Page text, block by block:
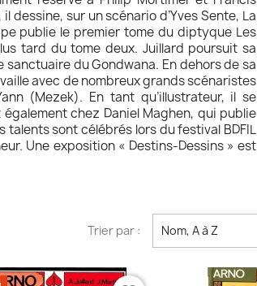
dessine, sur un scénario d’Yves Sente, La
publie le premier tome du diptyque Les
tard du tome deux. Juillard poursuit sa
du Gondwana. En dehors de sa
avec de nombreux grands scénaristes
(Mezek). En tant qu’illustrateur, il se
chez Daniel Maghen, qui publie
sont célébrés lors du festival BDFIL
Une exposition « Destins-Dessins » est
Trier par : Nom, A à Z